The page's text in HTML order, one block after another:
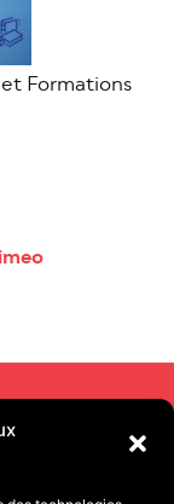
Formations